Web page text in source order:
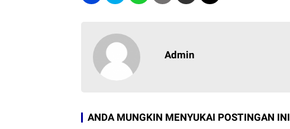
Admin
ANDA MUNGKIN MENYUKAI POSTINGAN INI